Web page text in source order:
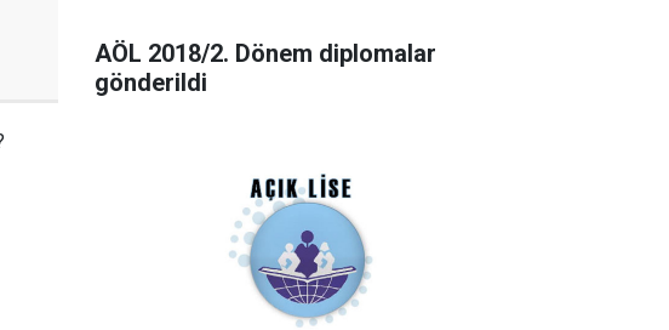
AÖL 2018/2. Dönem diplomalar
gönderildi